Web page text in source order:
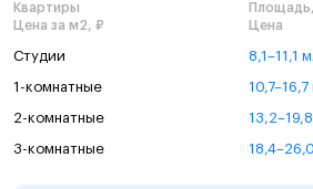
Квартиры
Цена за м2, ₽
Цена
Студии 8,1–11,1
1-комнатные
2-комнатные
3-комнатные